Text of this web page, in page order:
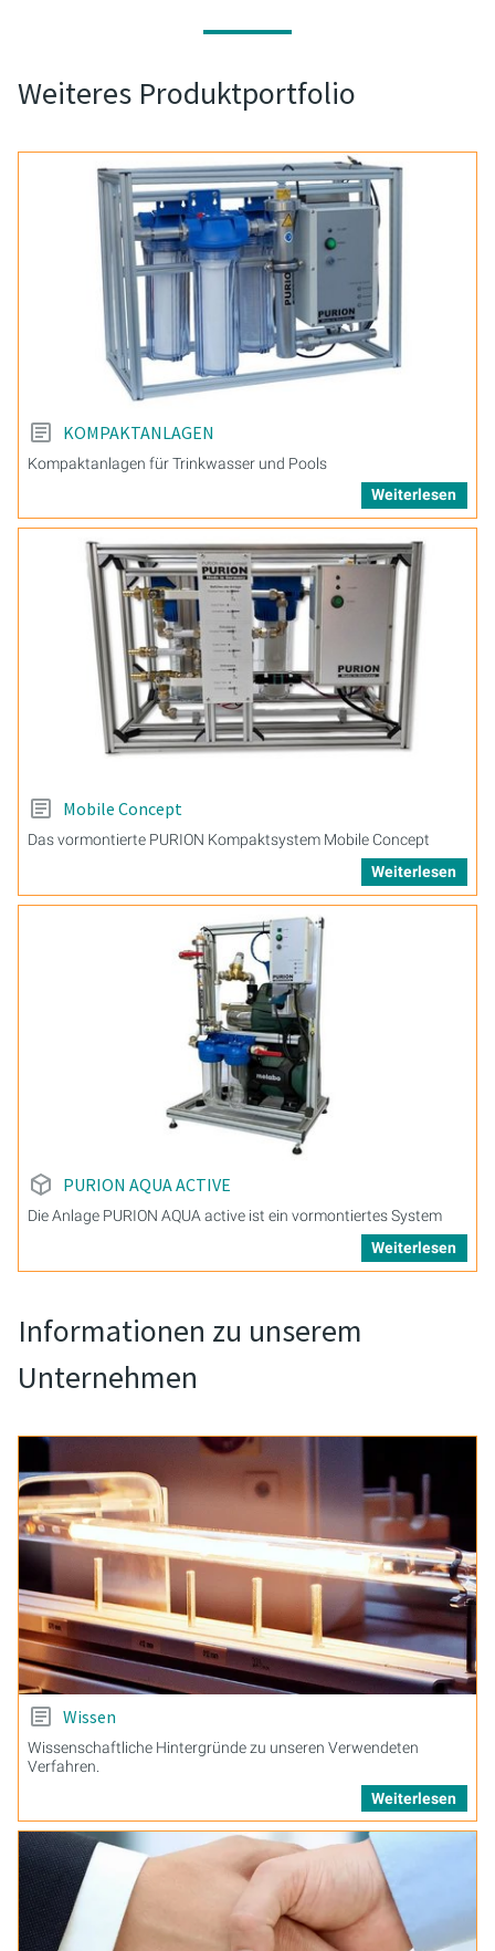
Weiteres Produktportfolio
KOMPAKTANLAGEN
Kompaktanlagen für Trinkwasser und Pools
Weiterlesen
Mobile Concept
Das vormontierte PURION Kompaktsystem Mobile Concept
Weiterlesen
PURION AQUA ACTIVE
Die Anlage PURION AQUA active ist ein vormontiertes System
Weiterlesen
Informationen zu unserem
Unternehmen
Wissen
Wissenschaftliche Hintergründe zu unseren Verwendeten
Verfahren.
Weiterlesen